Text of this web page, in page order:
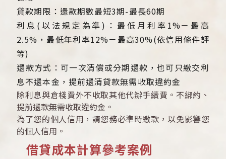
貸款期限：還款期數最短3期-最長60期
利息(以法規定為準)：最低月利率1%－最高
2.5%，最低年利率12%－最高30%(依信用條件評
等)
還款方式：可一次清償或分期還款，也可只繳交利
息不還本金，提前還清貸款無需收取違約金
除利息與倉棧費外不收取其他代辦手續費。不綁約、
提前還款無需收取違約金。
為了您的個人信用，請您務必準時繳款，以免影響您
的個人信用。
借貸成本計算參考案例